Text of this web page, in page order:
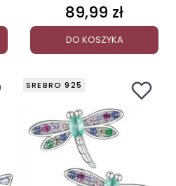
Cena
89,99 zł
DO KOSZYKA
SREBRO 925